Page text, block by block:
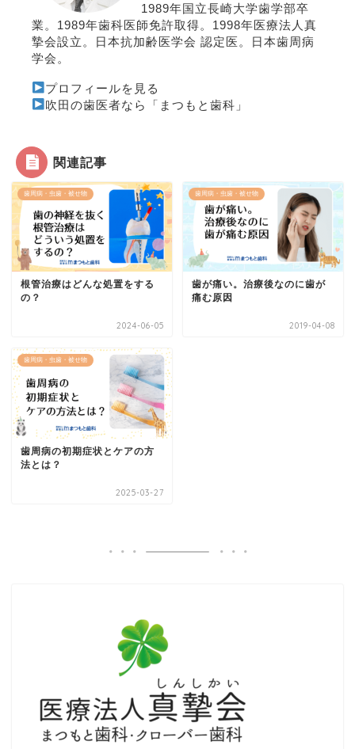
1989年国立長崎大学歯学部卒
業。1989年歯科医師免許取得。1998年医療法人真
摯会設立。
日本抗加齢医学会 認定医 。
日本歯周病
学会 。
プロフィールを見る
吹田の歯医者なら「まつもと歯科」
関連記事
歯周病・虫歯・被せ物
根管治療はどんな処置をする
の？
2024-06-05
歯周病・虫歯・被せ物
歯が痛い。治療後なのに歯が
痛む原因
2019-04-08
歯周病・虫歯・被せ物
歯周病の初期症状とケアの方
法とは？
2025-03-27